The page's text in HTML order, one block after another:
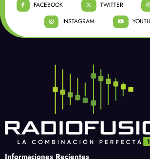
FACEBOOK TWITTER
INSTAGRAM
Informaciones Recientes